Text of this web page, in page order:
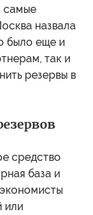
самые
назвала
было еще и
так и
резервы в
средство
база и
или